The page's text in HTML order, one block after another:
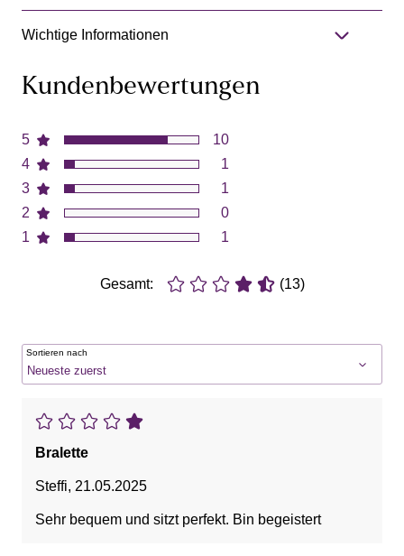
Wichtige Informationen
Kundenbewertungen
5
4
3
2
1
10
1
1
0
1
Gesamt: (13)
Sortieren nach
Bralette
Steffi, 21.05.2025
Sehr bequem und sitzt perfekt. Bin begeistert